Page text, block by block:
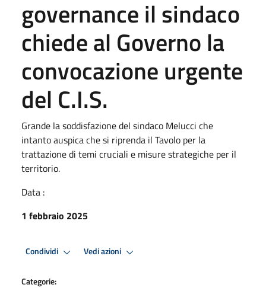
governance il sindaco
chiede al Governo la
convocazione urgente
del C.I.S.
Grande la soddisfazione del sindaco Melucci che
intanto auspica che si riprenda il Tavolo per la
trattazione di temi cruciali e misure strategiche per il
territorio.
Data :
1 febbraio 2025
Condividi Vedi azioni
Categorie: